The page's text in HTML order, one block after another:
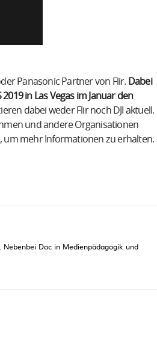
Panasonic Partner von Flir. Dabei
in Las Vegas im Januar den
dabei weder Flir noch DJI aktuell.
und andere Organisationen
um mehr Informationen zu erhalten.
Doc in Medienpädagogik und